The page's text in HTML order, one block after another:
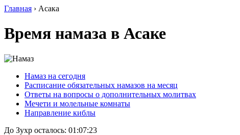
Главная › Асака
Время намаза в Асаке
Намаз на сегодня
Расписание обязательных намазов на месяц
Ответы на вопросы о дополнительных молитвах
Мечети и молельные комнаты
Направление киблы
До Зухр осталось: 01:07:23